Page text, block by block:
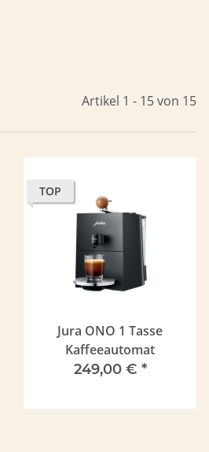
Artikel 1 - 15 von 15
TOP
Jura ONO 1 Tasse
Kaffeeautomat
249,00 € *